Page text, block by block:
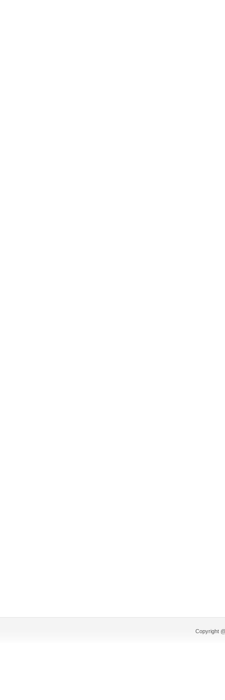
Copyright